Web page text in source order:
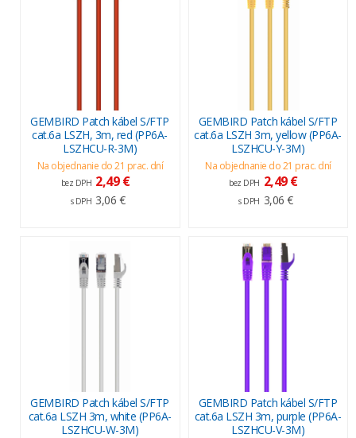
GEMBIRD Patch kábel S/FTP
cat.6a LSZH, 3m, red (PP6A-
LSZHCU-R-3M)
Na objednanie do 21 prac. dní
bez DPH 2,49 €
s DPH 3,06 €
GEMBIRD Patch kábel S/FTP
cat.6a LSZH 3m, yellow (PP6A-
LSZHCU-Y-3M)
Na objednanie do 21 prac. dní
bez DPH 2,49 €
s DPH 3,06 €
GEMBIRD Patch kábel S/FTP
cat.6a LSZH 3m, white (PP6A-
LSZHCU-W-3M)
GEMBIRD Patch kábel S/FTP
cat.6a LSZH 3m, purple (PP6A-
LSZHCU-V-3M)